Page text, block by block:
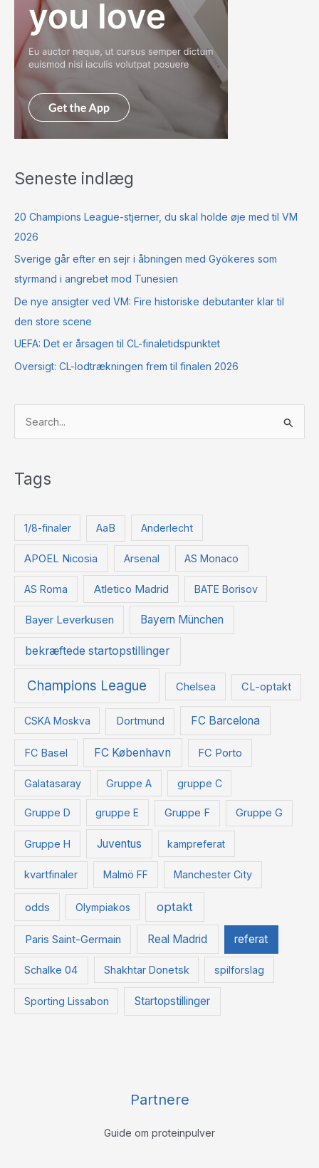
Seneste indlæg
20 Champions League-stjerner, du skal holde øje med til VM
2026
Sverige går efter en sejr i åbningen med Gyökeres som
styrmand i angrebet mod Tunesien
De nye ansigter ved VM: Fire historiske debutanter klar til
den store scene
UEFA: Det er årsagen til CL-finaletidspunktet
Oversigt: CL-lodtrækningen frem til finalen 2026
e
e
Tags
1/8-finaler AaB Anderlecht
APOEL Nicosia Arsenal AS Monaco
AS Roma Atletico Madrid BATE Borisov
Bayer Leverkusen Bayern München
bekræftede startopstillinger
Champions League Chelsea CL-optakt
CSKA Moskva Dortmund FC Barcelona
FC Basel FC København FC Porto
Galatasaray Gruppe A gruppe C
Gruppe D gruppe E Gruppe F Gruppe G
Gruppe H Juventus kampreferat
kvartfinaler Malmö FF Manchester City
odds Olympiakos optakt
Paris Saint-Germain Real Madrid referat
Schalke 04 Shakhtar Donetsk spilforslag
Sporting Lissabon Startopstillinger
Partnere
Guide om proteinpulver